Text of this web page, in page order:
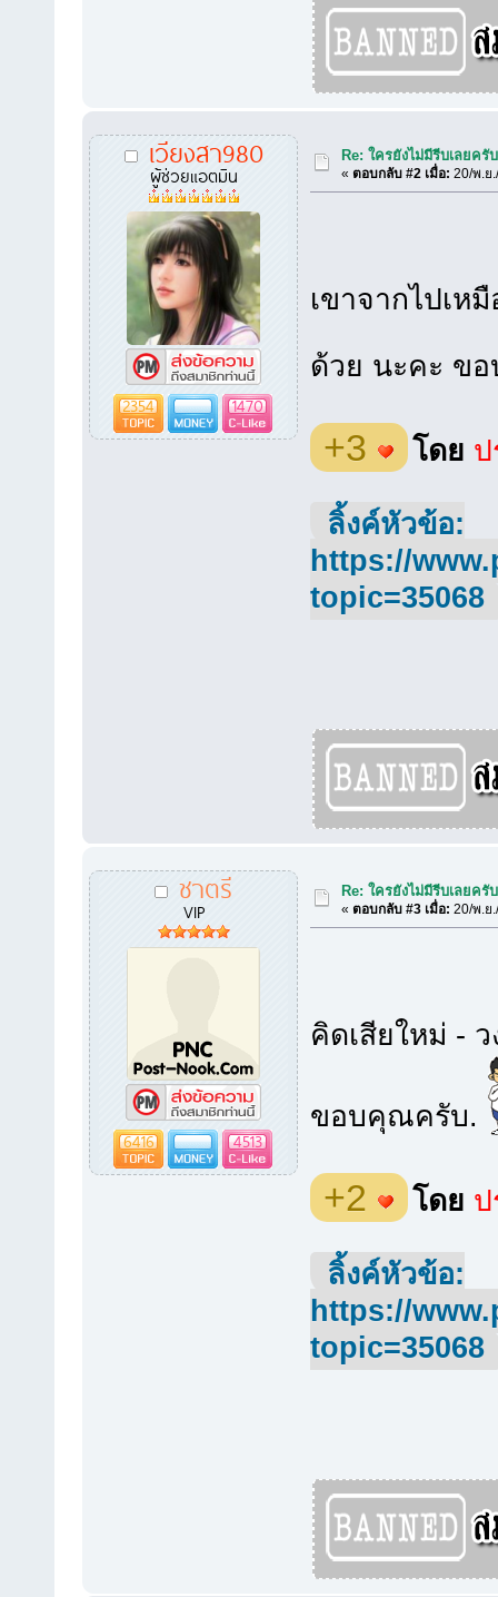
เวียงสา980
ผู้ช่วยแอตมิน
2354 1470
Re: ใครยังไม่มีรีบเลยครับ
«ตอบกลับ #2 เมื่อ: 20/พ.ย
เขาจากไปเห
ด้วย นะคะ ข
+3 โดย ป
ลิ้งค์หัวข้อ:
https://
topic=35068
ชาตรี
VIP
6416 4513
Re: ใครยังไม่มีรีบเลยครับ
«ตอบกลับ #3 เมื่อ: 20/พ.ย
คิดเสียใหม่ -
ขอบคุณครับ.
+2 โดย ป
ลิ้งค์หัวข้อ:
https://
topic=35068